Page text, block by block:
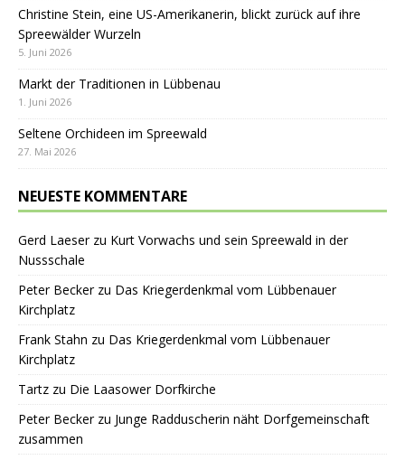
Christine Stein, eine US-Amerikanerin, blickt zurück auf ihre
Spreewälder Wurzeln
5. Juni 2026
Markt der Traditionen in Lübbenau
1. Juni 2026
Seltene Orchideen im Spreewald
27. Mai 2026
NEUESTE KOMMENTARE
Gerd Laeserzu Kurt Vorwachs und sein Spreewald in der
Nussschale
Peter Beckerzu Das Kriegerdenkmal vom Lübbenauer
Kirchplatz
Frank Stahn zu Das Kriegerdenkmal vom Lübbenauer
Kirchplatz
Tartz zu Die Laasower Dorfkirche
Peter Beckerzu Junge Radduscherin näht Dorfgemeinschaft
zusammen